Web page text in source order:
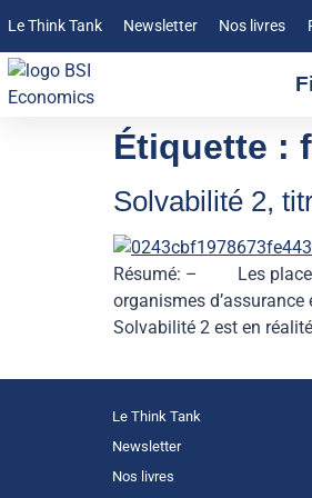
Le Think Tank Newsletter Nos livres
Étiquette :
Solvabilité 2,
Résumé: – Les
organismes
Solvabilité 2 est en
Le Think Tank
Newsletter
Nos livres